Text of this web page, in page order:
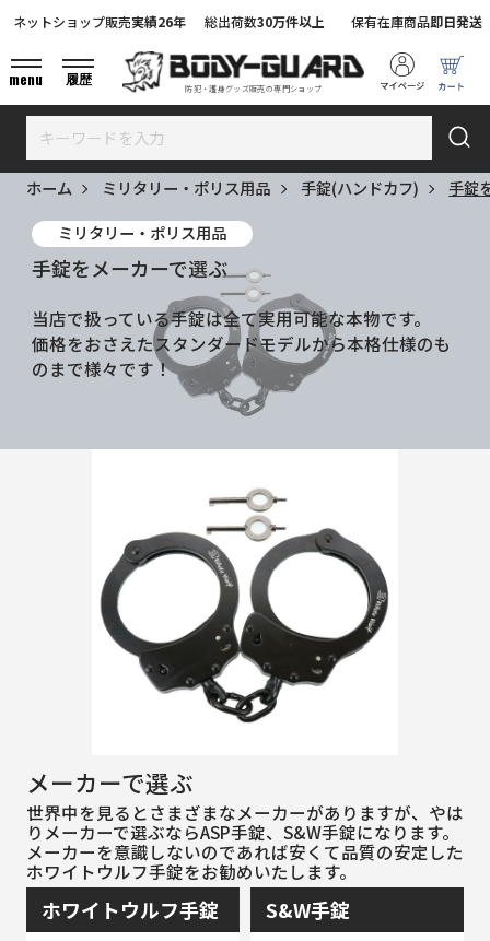
防犯・護身グッズ販売の専門ショップ
ネットショップ販売実績26年 総出荷数30万件以上 保有在庫商品即日発送
menu 履歴
ホーム ミリタリー・ポリス用品 手錠(ハンドカフ)
手錠
ミリタリー・ポリス用品
手錠をメーカーで選ぶ
当店で扱っている手錠は全て実用可能な本物です。
価格をおさえたスタンダードモデルから本格仕様のも
のまで様々です！
メーカーで選ぶ
世界中を見るとさまざまなメーカーがありますが、やは
りメーカーで選ぶならASP手錠、S&W手錠になります。
メーカーを意識しないのであれば安くて品質の安定した
ホワイトウルフ手錠をお勧めいたします。
ホワイトウルフ手錠 S&W手錠